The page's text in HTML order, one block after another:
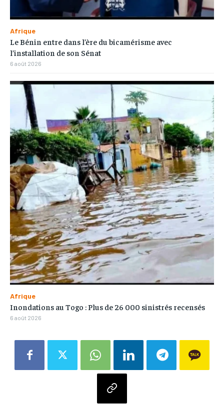
Afrique
Le Bénin entre dans l’ère du bicamérisme avec
l’installation de son Sénat
6 août 2026
Afrique
Inondations au Togo : Plus de 26 000 sinistrés recensés
6 août 2026